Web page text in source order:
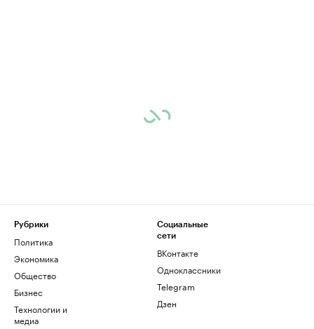
Рубрики
Политика
Экономика
Общество
Бизнес
Технологии и
медиа
Социальные
сети
ВКонтакте
Одноклассники
Telegram
Дзен